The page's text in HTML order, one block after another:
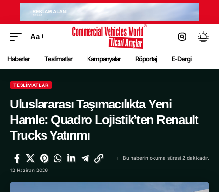
Aa
Haberler Teslimatlar Kampanyalar Röportaj E-Dergi
TESLIMATLAR
Uluslararası Taşımacılıkta Yeni
Hamle: Quadro Lojistik’ten Renault
Trucks Yatırımı
12 Haziran 2026
Bu haberin okuma süresi 2 dakikadır.